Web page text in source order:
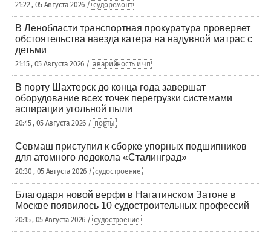
21:22 , 05 Августа 2026 / судоремонт
В Ленобласти транспортная прокуратура проверяет
обстоятельства наезда катера на надувной матрас с
детьми
21:15 , 05 Августа 2026 / аварийность и чп
В порту Шахтерск до конца года завершат
оборудование всех точек перегрузки системами
аспирации угольной пыли
20:45 , 05 Августа 2026 / порты
Севмаш приступил к сборке упорных подшипников
для атомного ледокола «Сталинград»
20:30 , 05 Августа 2026 / судостроение
Благодаря новой верфи в Нагатинском Затоне в
Москве появилось 10 судостроительных профессий
20:15 , 05 Августа 2026 / судостроение